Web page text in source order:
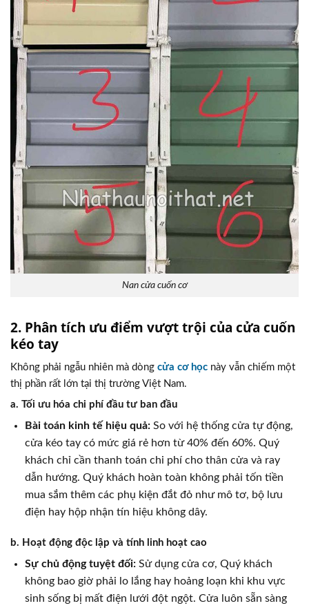
Nan cửa cuốn cơ
2. Phân tích ưu điểm vượt trội của cửa cuốn
kéo tay
Không phải ngẫu nhiên mà dòng cửa cơ học này vẫn chiếm một
thị phần rất lớn tại thị trường Việt Nam.
a. Tối ưu hóa chi phí đầu tư ban đầu
Bài toán kinh tế hiệu quả:So với hệ thống cửa tự động,
cửa kéo tay có mức giá rẻ hơn từ 40% đến 60%. Quý
khách chỉ cần thanh toán chi phí cho thân cửa và ray
dẫn hướng. Quý khách hoàn toàn không phải tốn tiền
mua sắm thêm các phụ kiện đắt đỏ như mô tơ, bộ lưu
điện hay hộp nhận tín hiệu không dây.
b. Hoạt động độc lập và tính linh hoạt cao
Sự chủ động tuyệt đối:Sử dụng cửa cơ, Quý khách
không bao giờ phải lo lắng hay hoảng loạn khi khu vực
sinh sống bị mất điện lưới đột ngột. Cửa luôn sẵn sàng